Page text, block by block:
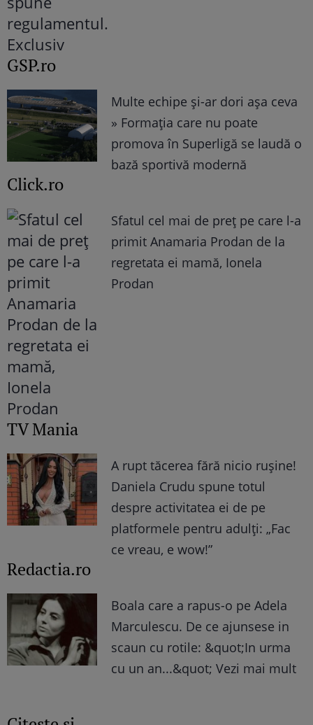
GSP.ro
Multe echipe și-ar dori așa ceva
» Formația care nu poate
promova în Superligă se laudă o
bază sportivă modernă
Click.ro
Sfatul cel mai de preț pe care l-a
primit Anamaria Prodan de la
regretata ei mamă, Ionela
Prodan
TV Mania
A rupt tăcerea fără nicio rușine!
Daniela Crudu spune totul
despre activitatea ei de pe
platformele pentru adulți: „Fac
ce vreau, e wow!”
Redactia.ro
Boala care a rapus-o pe Adela
Marculescu. De ce ajunsese in
scaun cu rotile: &quot;In urma
cu un an...&quot; Vezi mai mult